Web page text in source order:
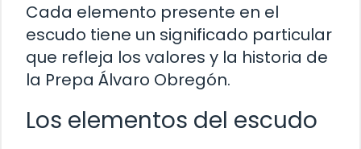
Cada elemento presente en el
escudo tiene un significado particular
que refleja los valores y la historia de
la Prepa Álvaro Obregón.
Los elementos del escudo